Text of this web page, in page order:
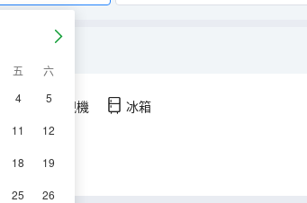
五
六
4 5
11 12
18 19
25 26
電視機 冰箱